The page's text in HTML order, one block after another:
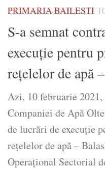
PRIMARIA BAILESTI
S-a semnat
execuție pentru
reţelelor de apă
Azi, 10 februarie
Companiei de Apă
de lucrări de execuție
reţelelor de apă –
Operaţional Sectorial